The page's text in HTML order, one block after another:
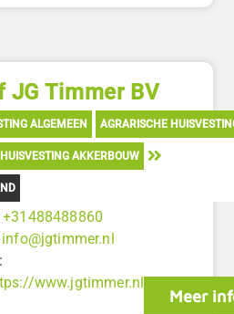
JG Timmer BV
ALGEMEEN AGRARISCHE
AKKERBOUW
+31488488860
info@jgtimmer.nl
www.jgtimmer.nl
Meer